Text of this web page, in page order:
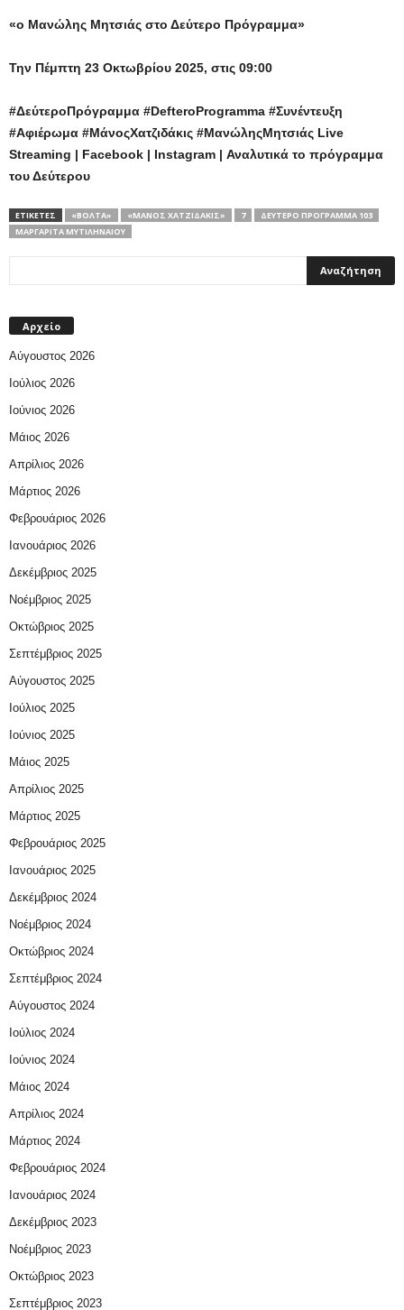
«ο Μανώλης Μητσιάς στο Δεύτερο Πρόγραμμα»
Την Πέμπτη 23 Οκτωβρίου 2025, στις 09:00
#ΔεύτεροΠρόγραμμα #DefteroProgramma #Συνέντευξη
#Αφιέρωμα #ΜάνοςΧατζιδάκις #ΜανώληςΜητσιάς Live
Streaming | Facebook | Instagram | Αναλυτικά το πρόγραμμα
του Δεύτερου
ΕΤΙΚΕΤΕΣ «ΒΌΛΤΑ» «ΜΆΝΟΣ ΧΑΤΖΙΔΆΚΙΣ» 7
ΔΕΎΤΕΡΟ ΠΡΌΓΡΑΜΜΑ 103
ΜΑΡΓΑΡΊΤΑ ΜΥΤΙΛΗΝΑΊΟΥ
Αρχείο
Αύγουστος 2026
Ιούλιος 2026
Ιούνιος 2026
Μάιος 2026
Απρίλιος 2026
Μάρτιος 2026
Φεβρουάριος 2026
Ιανουάριος 2026
Δεκέμβριος 2025
Νοέμβριος 2025
Οκτώβριος 2025
Σεπτέμβριος 2025
Αύγουστος 2025
Ιούλιος 2025
Ιούνιος 2025
Μάιος 2025
Απρίλιος 2025
Μάρτιος 2025
Φεβρουάριος 2025
Ιανουάριος 2025
Δεκέμβριος 2024
Νοέμβριος 2024
Οκτώβριος 2024
Σεπτέμβριος 2024
Αύγουστος 2024
Ιούλιος 2024
Ιούνιος 2024
Μάιος 2024
Απρίλιος 2024
Μάρτιος 2024
Φεβρουάριος 2024
Ιανουάριος 2024
Δεκέμβριος 2023
Νοέμβριος 2023
Οκτώβριος 2023
Σεπτέμβριος 2023